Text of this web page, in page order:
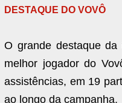
DESTAQUE DO VOVÔ
O grande destaque
melhor jogador do
assistências, em 19
ao longo da campanha.